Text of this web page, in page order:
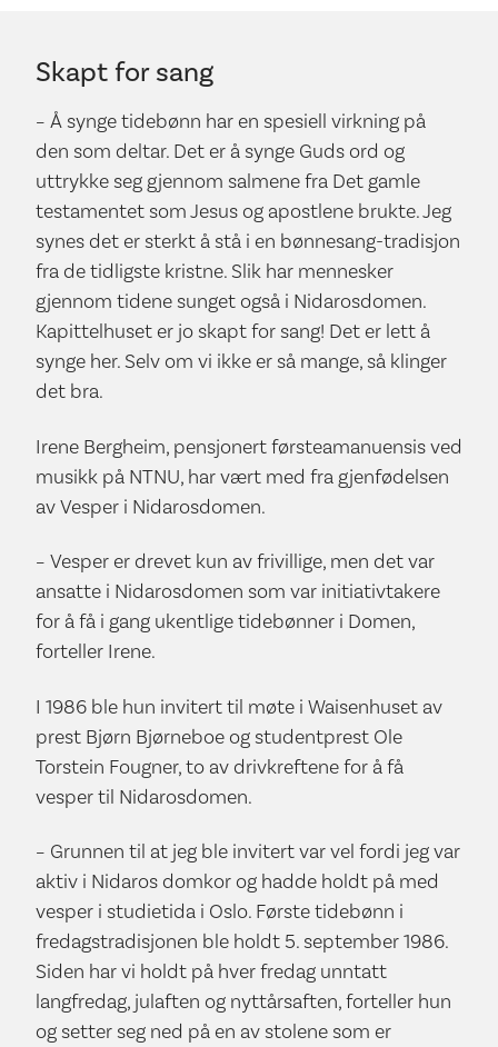
Skapt for sang
– Å synge tidebønn har en spesiell virkning på
den som deltar. Det er å synge Guds ord og
uttrykke seg gjennom salmene fra Det gamle
testamentet som Jesus og apostlene brukte. Jeg
synes det er sterkt å stå i en bønnesang-tradisjon
fra de tidligste kristne. Slik har mennesker
gjennom tidene sunget også i Nidarosdomen.
Kapittelhuset er jo skapt for sang! Det er lett å
synge her. Selv om vi ikke er så mange, så klinger
det bra.
Irene Bergheim, pensjonert førsteamanuensis ved
musikk på NTNU, har vært med fra gjenfødelsen
av Vesper i Nidarosdomen.
– Vesper er drevet kun av frivillige, men det var
ansatte i Nidarosdomen som var initiativtakere
for å få i gang ukentlige tidebønner i Domen,
forteller Irene.
I 1986 ble hun invitert til møte i Waisenhuset av
prest Bjørn Bjørneboe og studentprest Ole
Torstein Fougner, to av drivkreftene for å få
vesper til Nidarosdomen.
– Grunnen til at jeg ble invitert var vel fordi jeg var
aktiv i Nidaros domkor og hadde holdt på med
vesper i studietida i Oslo. Første tidebønn i
fredagstradisjonen ble holdt 5. september 1986.
Siden har vi holdt på hver fredag unntatt
langfredag, julaften og nyttårsaften, forteller hun
og setter seg ned på en av stolene som er